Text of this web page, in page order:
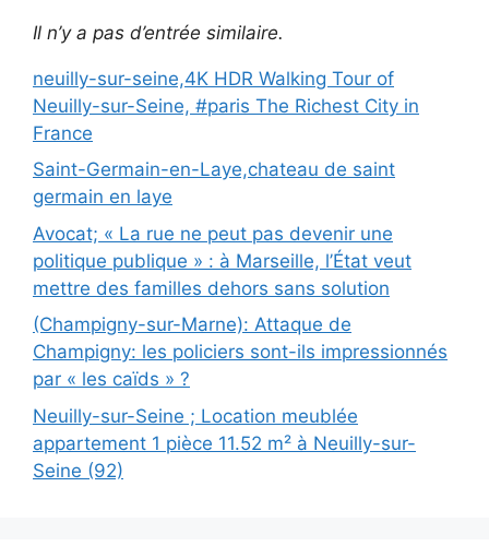
Il n’y a pas d’entrée similaire.
neuilly-sur-seine,4K HDR Walking Tour of
Neuilly-sur-Seine, #paris The Richest City in
France
Saint-Germain-en-Laye,chateau de saint
germain en laye
Avocat; « La rue ne peut pas devenir une
politique publique » : à Marseille, l’État veut
mettre des familles dehors sans solution
(Champigny-sur-Marne): Attaque de
Champigny: les policiers sont-ils impressionnés
par « les caïds » ?
Neuilly-sur-Seine ; Location meublée
appartement 1 pièce 11.52 m² à Neuilly-sur-
Seine (92)